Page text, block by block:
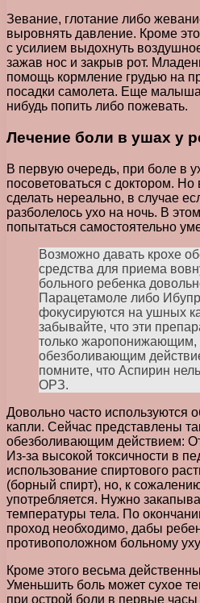
Зевание, глотание либо
выровнять давление. Кроме
с усилием выдохнуть
зажав нос и закрыв рот.
помощь кормление грудью на
посадки самолета. Еще
нибудь попить либо пожевать.
Лечение боли в ушах у
В первую очередь, при боле в
посоветоваться с доктором.
сделать нереально, в случае
разболелось ухо на ночь. В
попытаться самостоятельно
Возможно давать крохе
средства для приема
больного ребенка
Парацетамоле либо
фокусируются на ушных
забывайте, что эти
только жаропонижающим,
обезболивающим
помните, что Аспирин
ОРЗ.
Довольно часто
капли. Сейчас представлены
обезболивающим действием:
Из-за высокой токсичности в
использование спиртового
(борный спирт), но, к
употребляется. Нужно
температуры тела. По
проход необходимо, дабы
противоположном больному уху
Кроме этого весьма
Уменьшить боль может сухое
при острой боли в первые